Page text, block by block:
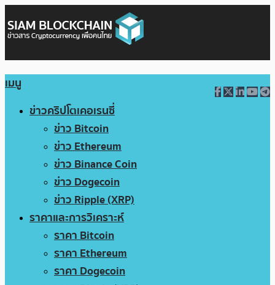
เมนู
ข่าวคริปโตเคอเรนซี่
ข่าว Bitcoin
ข่าว Ethereum
ข่าว Binance Coin
ข่าว Dogecoin
ข่าว Ripple (XRP)
ราคาและการวิเคราะห์
ราคา Bitcoin
ราคา Ethereum
ราคา Dogecoin